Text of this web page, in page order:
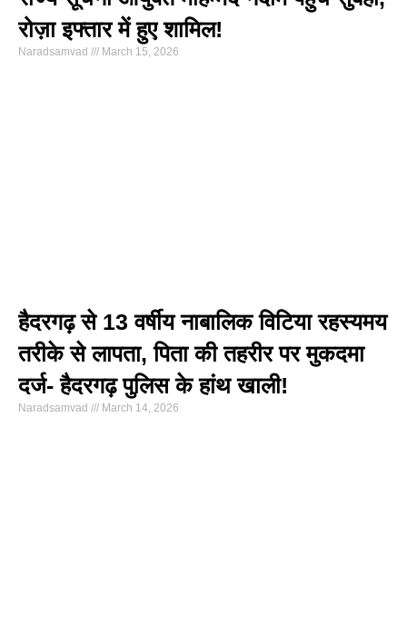
रोज़ा इफ्तार में हुए शामिल!
Naradsamvad March 15, 2026
हैदरगढ़ से 13 वर्षीय नाबालिक विटिया रहस्यमय
तरीके से लापता, पिता की तहरीर पर मुकदमा
दर्ज- हैदरगढ़ पुलिस के हांथ खाली!
Naradsamvad March 14, 2026